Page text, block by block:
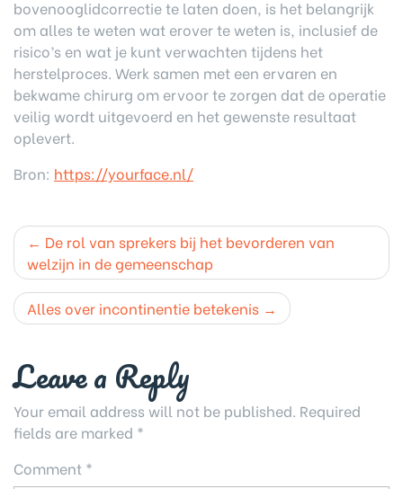
bovenooglidcorrectie te laten doen, is het belangrijk
om alles te weten wat erover te weten is, inclusief de
risico’s en wat je kunt verwachten tijdens het
herstelproces. Werk samen met een ervaren en
bekwame chirurg om ervoor te zorgen dat de operatie
veilig wordt uitgevoerd en het gewenste resultaat
oplevert.
Bron: https://yourface.nl/
Post
navigation
De rol van sprekers bij het bevorderen van
welzijn in de gemeenschap
Alles over incontinentie betekenis
Leave a Reply
Your email address will not be published. Required
fields are marked *
Comment *